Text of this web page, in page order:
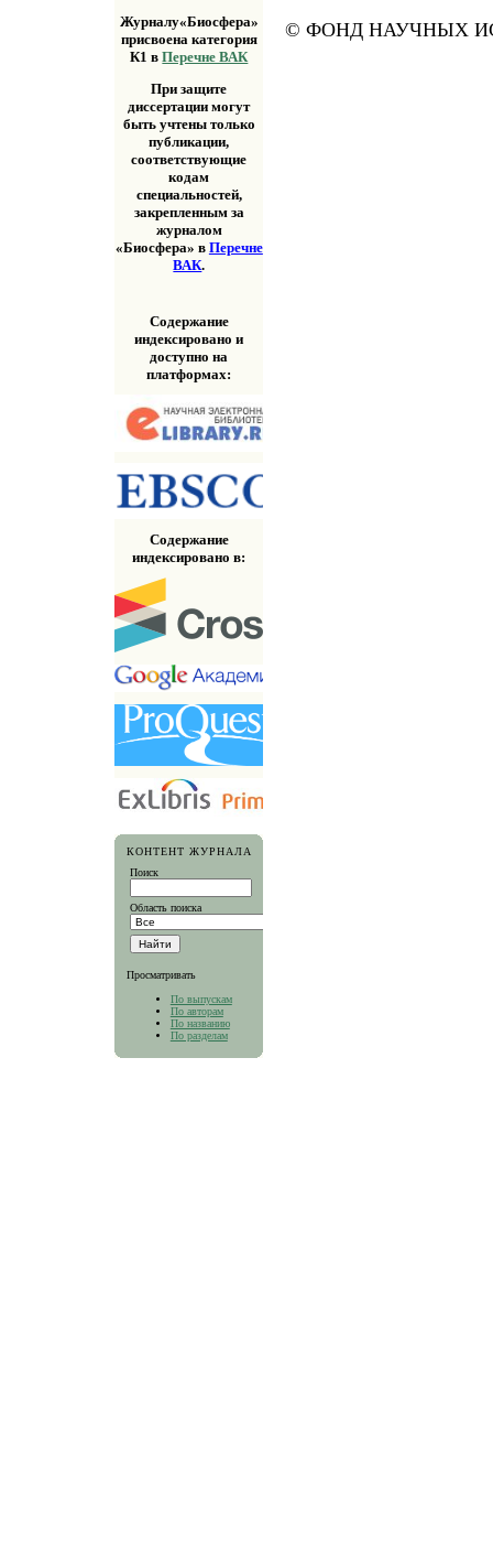
Журналу«Биосфера»
присвоена категория
К1 вПеречне ВАК
При защите
диссертации могут
быть учтены только
публикации,
соответствующие
кодам
специальностей,
закрепленным за
журналом
«Биосфера» в Перечне
ВАК.
Содержание
индексировано и
доступно на
платформах:
Содержание
индексировано в:
КОНТЕНТ ЖУРНАЛА
Поиск
Область поиска
Просматривать
По выпускам
По авторам
По названию
По разделам
© ФОНД НАУЧНЫХ